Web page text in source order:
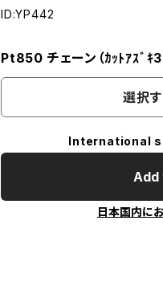
ID:YP442
Pt850 チェーン（ｶｯﾄｱｽﾞｷ
選択す
International
日本国内に